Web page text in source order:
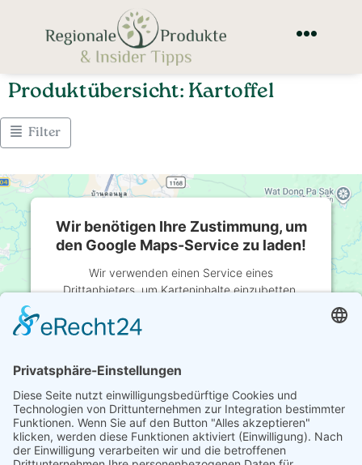
Produktübersicht: Kartoffel
Filter
Wir benötigen Ihre Zustimmung, um
den Google Maps-Service zu laden!
Wir verwenden einen Service eines
Drittanbieters, um Karteninhalte einzubetten.
sammeln. Bitte lesen Sie die Details durch und
Mehr Informationen
Akzeptieren
powered byUsercentrics Consent Management
Platform&eRecht24